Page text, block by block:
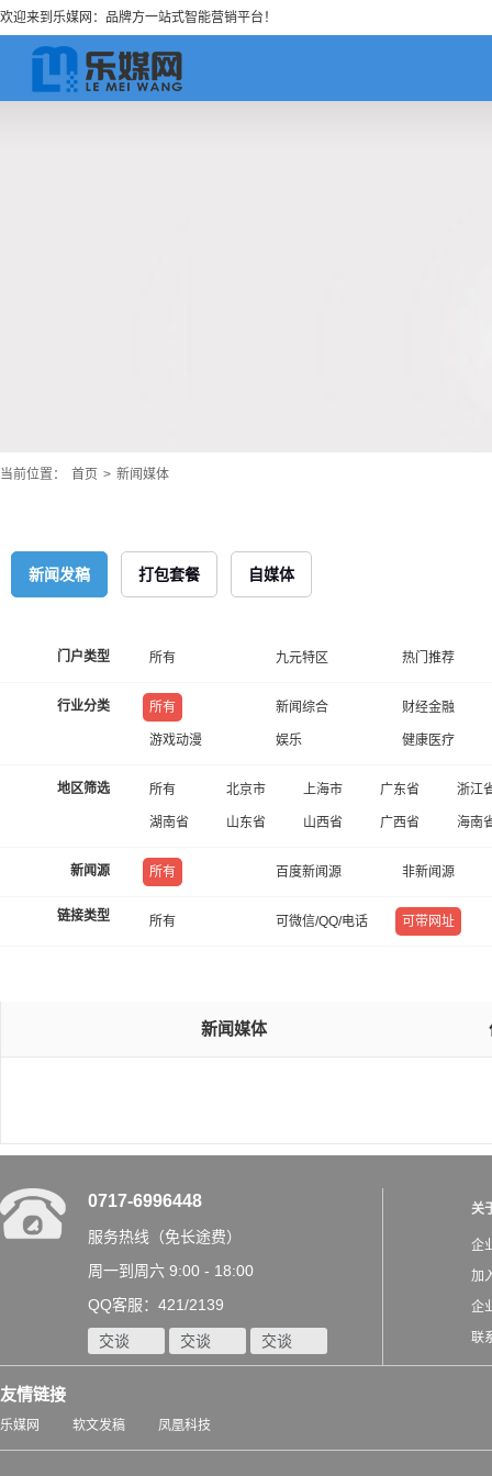
欢迎来到乐媒网：品牌方一站式智能营销平台！
当前位置： 首页 > 新闻媒体
新闻发稿 打包套餐 自媒体
门户类型 所有 九元特区 热门推荐
行业分类 所有 新闻综合 财经金融
游戏动漫 娱乐 健康医疗
地区筛选 所有 北京市 上海市 广东省 浙江
湖南省 山东省 山西省 广西省 海南
新闻源 所有 百度新闻源 非新闻源
链接类型 所有 可微信/QQ/电话 可带网址
新闻媒体
0717-6996448
服务热线（免长途费）
周一到周六 9:00 - 18:00
QQ客服：421/2139
交谈 交谈 交谈
关
企
加
企
联
友情链接
乐媒网 软文发稿 凤凰科技